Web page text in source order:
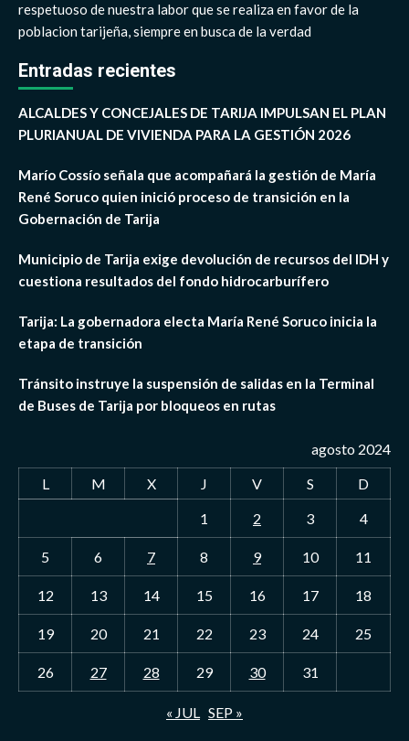
respetuoso de nuestra labor que se realiza en favor de la
poblacion tarijeña, siempre en busca de la verdad
Entradas recientes
ALCALDES Y CONCEJALES DE TARIJA IMPULSAN EL PLAN
PLURIANUAL DE VIVIENDA PARA LA GESTIÓN 2026
Marío Cossío señala que acompañará la gestión de María
René Soruco quien inició proceso de transición en la
Gobernación de Tarija
Municipio de Tarija exige devolución de recursos del IDH y
cuestiona resultados del fondo hidrocarburífero
Tarija: La gobernadora electa María René Soruco inicia la
etapa de transición
Tránsito instruye la suspensión de salidas en la Terminal
de Buses de Tarija por bloqueos en rutas
agosto 2024
L
M X J V S
D
1
2 3 4
5 6 7 8 9 10 11
12 13 14 15 16 17 18
19 20 21 22 23 24 25
26 27 28 29 30 31
« JUL SEP »